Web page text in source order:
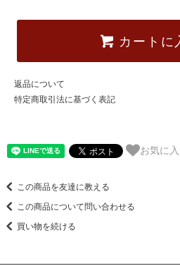
カートに
返品について
特定商取引法に基づく表記
お気に
この商品を友達に教える
この商品について問い合わせる
買い物を続ける